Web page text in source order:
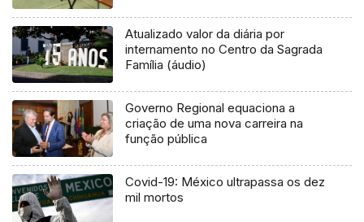
Atualizado valor da diária por
internamento no Centro da Sagrada
Família (áudio)
Governo Regional equaciona a
criação de uma nova carreira na
função pública
Covid-19: México ultrapassa os dez
mil mortos